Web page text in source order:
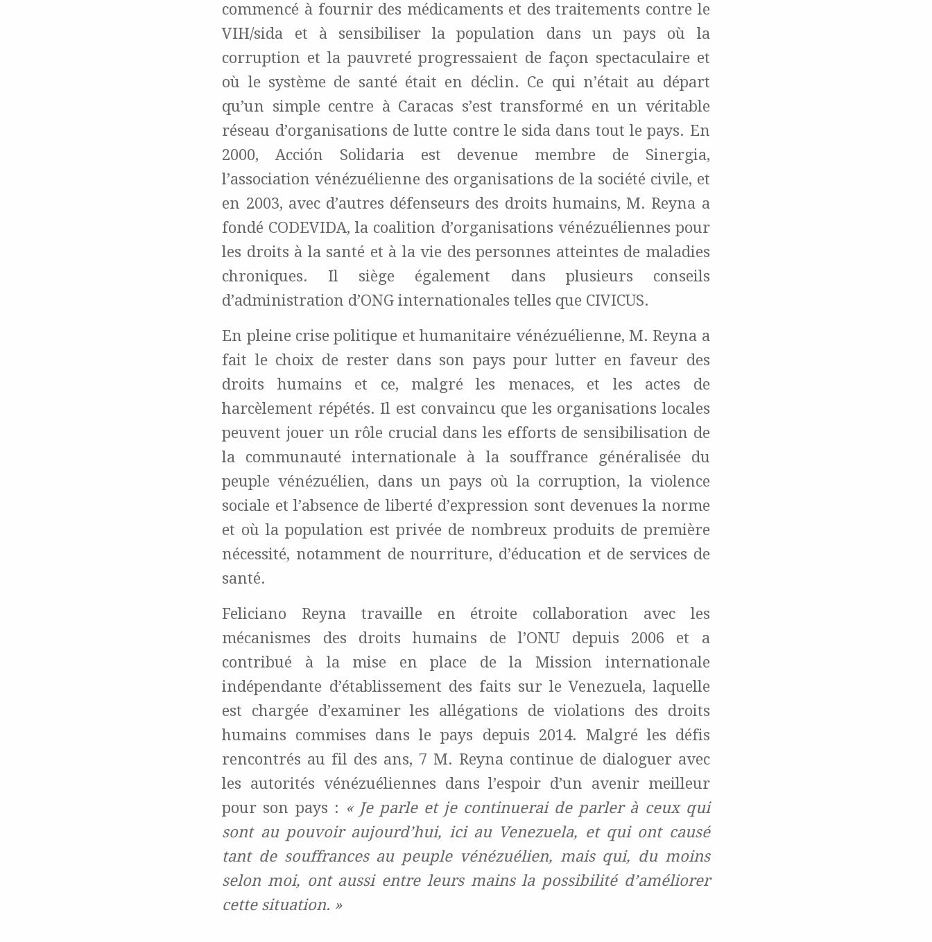
commencé à fournir des médicaments et des traitements contre le
VIH/sida et à sensibiliser la population dans un pays où la
corruption et la pauvreté progressaient de façon spectaculaire et
où le système de santé était en déclin. Ce qui n’était au départ
qu’un simple centre à Caracas s’est transformé en un véritable
réseau d’organisations de lutte contre le sida dans tout le pays. En
2000, Acción Solidaria est devenue membre de Sinergia,
l’association vénézuélienne des organisations de la société civile, et
en 2003, avec d’autres défenseurs des droits humains, M. Reyna a
fondé CODEVIDA, la coalition d’organisations vénézuéliennes pour
les droits à la santé et à la vie des personnes atteintes de maladies
chroniques. Il siège également dans plusieurs conseils
d’administration d’ONG internationales telles que CIVICUS.
En pleine crise politique et humanitaire vénézuélienne, M. Reyna a
fait le choix de rester dans son pays pour lutter en faveur des
droits humains et ce, malgré les menaces, et les actes de
harcèlement répétés. Il est convaincu que les organisations locales
peuvent jouer un rôle crucial dans les efforts de sensibilisation de
la communauté internationale à la souffrance généralisée du
peuple vénézuélien, dans un pays où la corruption, la violence
sociale et l’absence de liberté d’expression sont devenues la norme
et où la population est privée de nombreux produits de première
nécessité, notamment de nourriture, d’éducation et de services de
santé.
Feliciano Reyna travaille en étroite collaboration avec les
mécanismes des droits humains de l’ONU depuis 2006 et a
contribué à la mise en place de la Mission internationale
indépendante d’établissement des faits sur le Venezuela, laquelle
est chargée d’examiner les allégations de violations des droits
humains commises dans le pays depuis 2014. Malgré les défis
rencontrés au fil des ans, 7 M. Reyna continue de dialoguer avec
les autorités vénézuéliennes dans l’espoir d’un avenir meilleur
pour son pays : « Je parle et je continuerai de parler à ceux qui
sont au pouvoir aujourd’hui, ici au Venezuela, et qui ont causé
tant de souffrances au peuple vénézuélien, mais qui, du moins
selon moi, ont aussi entre leurs mains la possibilité d’améliorer
cette situation. »